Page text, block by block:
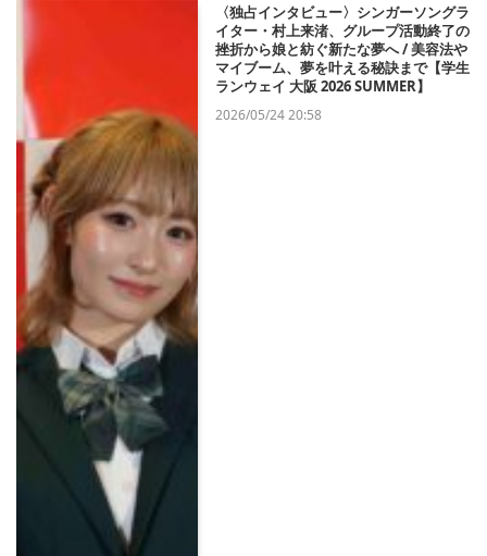
〈独占インタビュー〉シンガーソングラ
イター・村上来渚、グループ活動終了の
挫折から娘と紡ぐ新たな夢へ / 美容法や
マイブーム、夢を叶える秘訣まで【学生
ランウェイ 大阪 2026 SUMMER】
2026/05/24 20:58